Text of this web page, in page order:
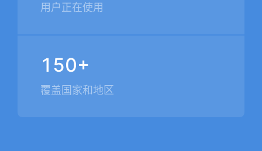
用户正在使用
150+
覆盖国家和地区